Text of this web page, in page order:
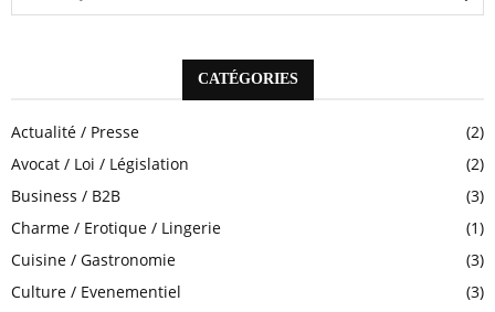
f
o
r
:
CATÉGORIES
Actualité / Presse
(2)
Avocat / Loi / Législation
(2)
Business / B2B
(3)
Charme / Erotique / Lingerie
(1)
Cuisine / Gastronomie
(3)
Culture / Evenementiel
(3)